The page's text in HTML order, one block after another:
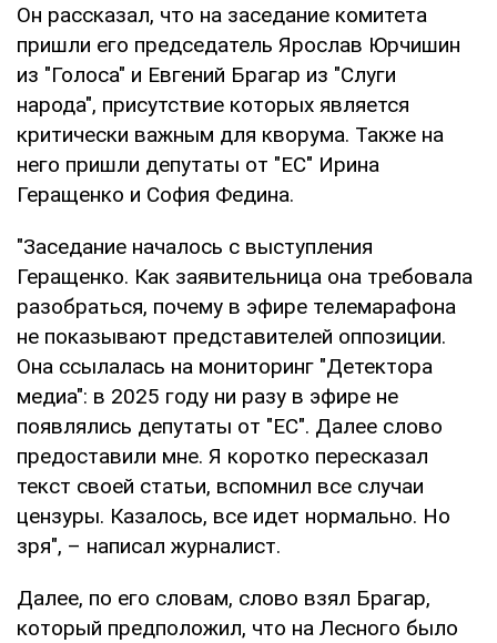
Он рассказал, что на заседание комитета
пришли его председатель Ярослав Юрчишин
из "Голоса" и Евгений Брагар из "Слуги
народа", присутствие которых является
критически важным для кворума. Также на
него пришли депутаты от "ЕС" Ирина
Геращенко и София Федина.
"Заседание началось с выступления
Геращенко. Как заявительница она требовала
разобраться, почему в эфире телемарафона
не показывают представителей оппозиции.
Она ссылалась на мониторинг "Детектора
медиа": в 2025 году ни разу в эфире не
появлялись депутаты от "ЕС". Далее слово
предоставили мне. Я коротко пересказал
текст своей статьи, вспомнил все случаи
цензуры. Казалось, все идет нормально. Но
зря", – написал журналист.
Далее, по его словам, слово взял Брагар,
который предположил, что на Лесного было